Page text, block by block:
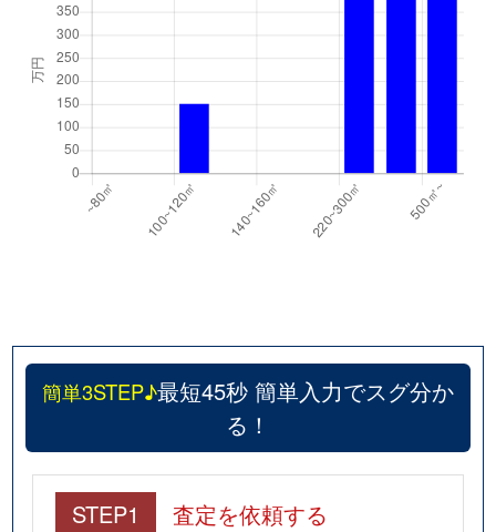
簡単3STEP♪最短45秒 簡単入力でスグ分か
る！
STEP1 査定を依頼する